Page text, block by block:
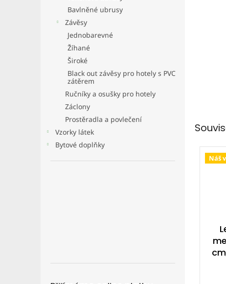
Bavlněné ubrusy
Závěsy
Jednobarevné
Žíhané
Široké
Black out závěsy pro hotely s PVC
zátěrem
Ručníky a osušky pro hotely
Záclony
Prostěradla a povlečení
Vzorky látek
Bytové doplňky
Náš